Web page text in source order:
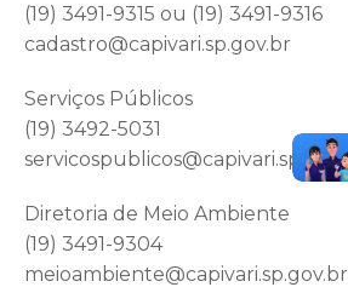
(19) 3491-9315 ou (19) 3491-9316
cadastro@capivari.sp.gov.br
Serviços Públicos
(19) 3492-5031
servicospublicos@capivari.sp.gov
Diretoria de Meio Ambiente
(19) 3491-9304
meioambiente@capivari.sp.gov.br